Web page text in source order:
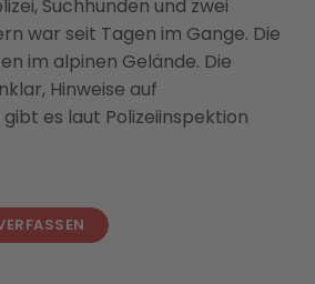
Suchhunden und zwei
war seit Tagen im Gange. Die
im alpinen Gelände. Die
Hinweise auf
es laut Polizeiinspektion